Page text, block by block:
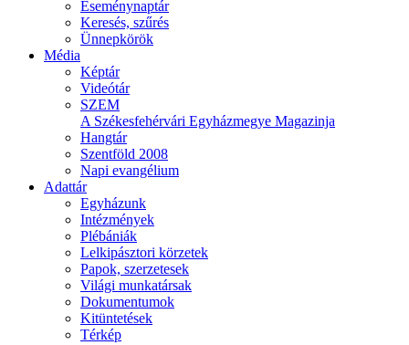
Eseménynaptár
Keresés, szűrés
Ünnepkörök
Média
Képtár
Videótár
SZEM
A Székesfehérvári Egyházmegye Magazinja
Hangtár
Szentföld 2008
Napi evangélium
Adattár
Egyházunk
Intézmények
Plébániák
Lelkipásztori körzetek
Papok, szerzetesek
Világi munkatársak
Dokumentumok
Kitüntetések
Térkép